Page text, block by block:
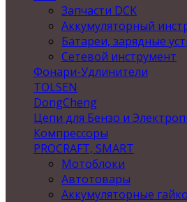
Запчасти DCK
Аккумуляторный
Батареи, зарядные
Сетевой инструмент
Фонари-Удлинители
TOLSEN
DongCheng
Цепи для Бензо и
Компрессоры
PROCRAFT, SMART
Мотоблоки
Автотовары
Аккумуляторные